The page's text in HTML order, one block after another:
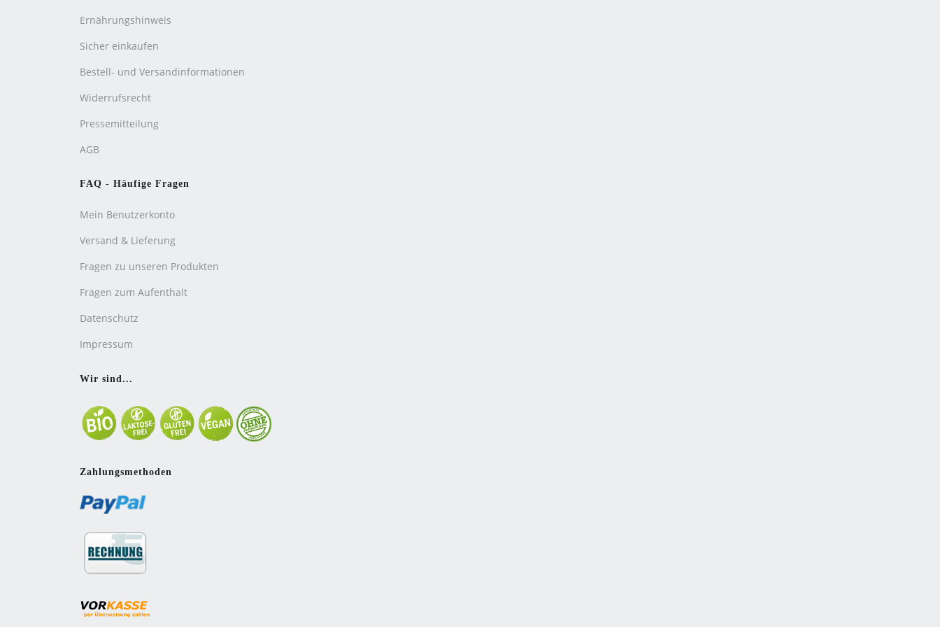
Ernährungshinweis
Sicher einkaufen
Bestell- und Versandinformationen
Widerrufsrecht
Pressemitteilung
AGB
FAQ - Häufige Fragen
Mein Benutzerkonto
Versand & Lieferung
Fragen zu unseren Produkten
Fragen zum Aufenthalt
Datenschutz
Impressum
Wir sind...
Zahlungsmethoden